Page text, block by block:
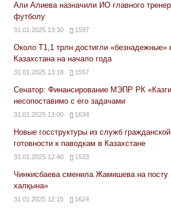
Али Алиева назначили ИО главного
футболу
31.01.2025 13:30 1597
Около Т1,1 трлн достигли «безнадежные»
Казахстана на начало года
31.01.2025 13:18 1557
Сенатор: Финансирование МЭПР РК
несопоставимо с его задачами
31.01.2025 13:00 1634
Новые госструктуры из служб
готовности к паводкам в Казахстане
31.01.2025 12:40 1533
Чинкисбаева сменила Жамишева на посту
халқына»
31.01.2025 12:15 1624